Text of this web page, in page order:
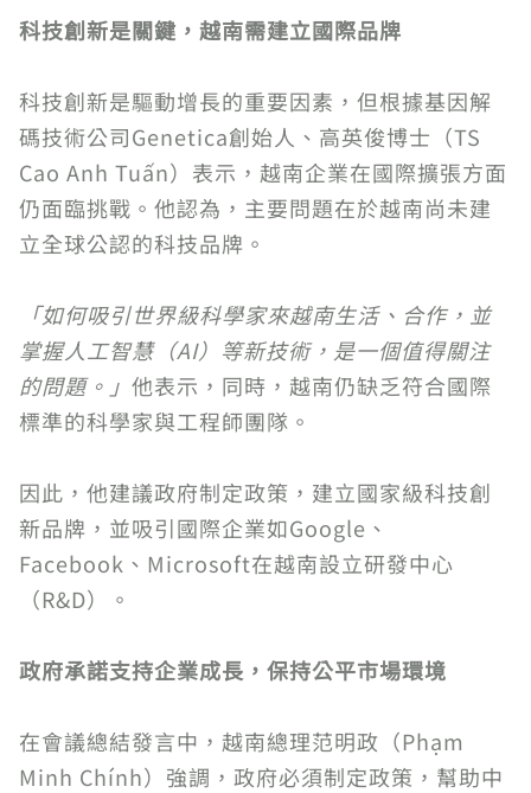
科技創新是關鍵，越南需建立國際品牌
科技創新是驅動增長的重要因素，但根據基因解
碼技術公司Genetica創始人、高英俊博士（TS
Cao Anh Tuấn）表示，越南企業在國際擴張方面
仍面臨挑戰。他認為，主要問題在於越南尚未建
立全球公認的科技品牌。
「如何吸引世界級科學家來越南生活、合作，並
掌握人工智慧（AI）等新技術，是一個值得關注
的問題。」 他表示，同時，越南仍缺乏符合國際
標準的科學家與工程師團隊。
因此，他建議政府制定政策，建立國家級科技創
新品牌，並吸引國際企業如Google、
Facebook、Microsoft在越南設立研發中心
（R&D）。
政府承諾支持企業成長，保持公平市場環境
在會議總結發言中，越南總理范明政（Phạm
Minh Chính）強調，政府必須制定政策，幫助中